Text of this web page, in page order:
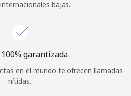
bajas.
garantizada
en el mundo te ofrecen llamadas
nítidas.